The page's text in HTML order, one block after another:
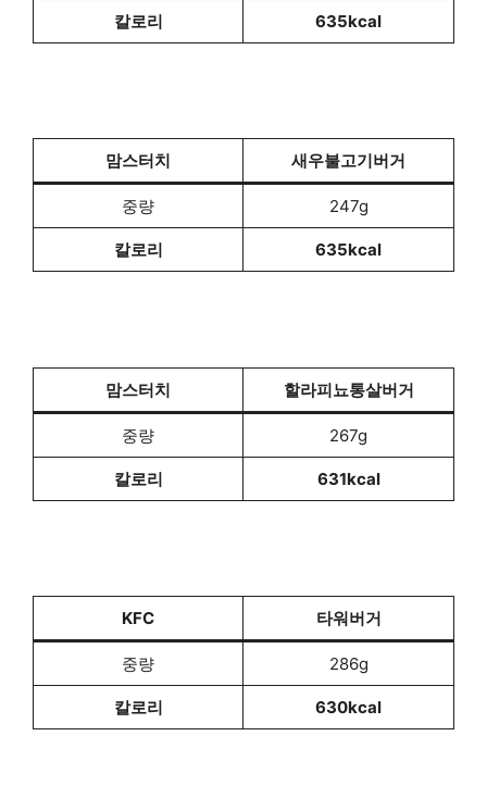
칼로리 635kcal
맘스터치 새우불고기버거
중량 247g
칼로리 635kcal
맘스터치 할라피뇨통살버거
중량 267g
칼로리 631kcal
KFC 타워버거
중량 286g
칼로리 630kcal